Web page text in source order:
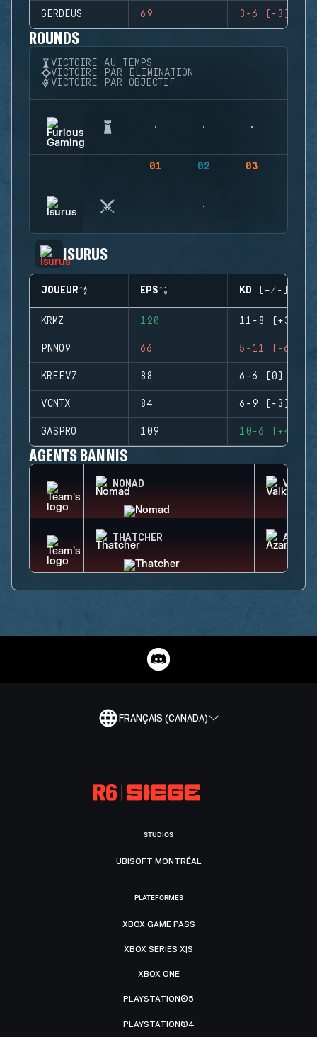
GERDEUS 69 3-6 (-3)
ROUNDS
VICTOIRE AU TEMPS
VICTOIRE PAR ÉLIMINATION
VICTOIRE PAR OBJECTIF
01 02 03
ISURUS
JOUEUR EPS KD (+/-)
KRMZ 120 11-8 (+3)
PNNO9 66 5-11 (-6)
KREEVZ 88 6-6 (0)
VCNTX 84 6-9 (-3)
GASPRO 109 10-6 (+4)
AGENTS BANNIS
NOMAD
THATCHER AZAMI
FRANÇAIS (CANADA)
STUDIOS
UBISOFT MONTRÉAL
PLATEFORMES
XBOX GAME PASS
XBOX SERIES X|S
XBOX ONE
PLAYSTATION®5
PLAYSTATION®4